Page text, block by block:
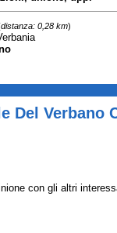
distanza: 0,28 km)
Del Verbano
con gli altri